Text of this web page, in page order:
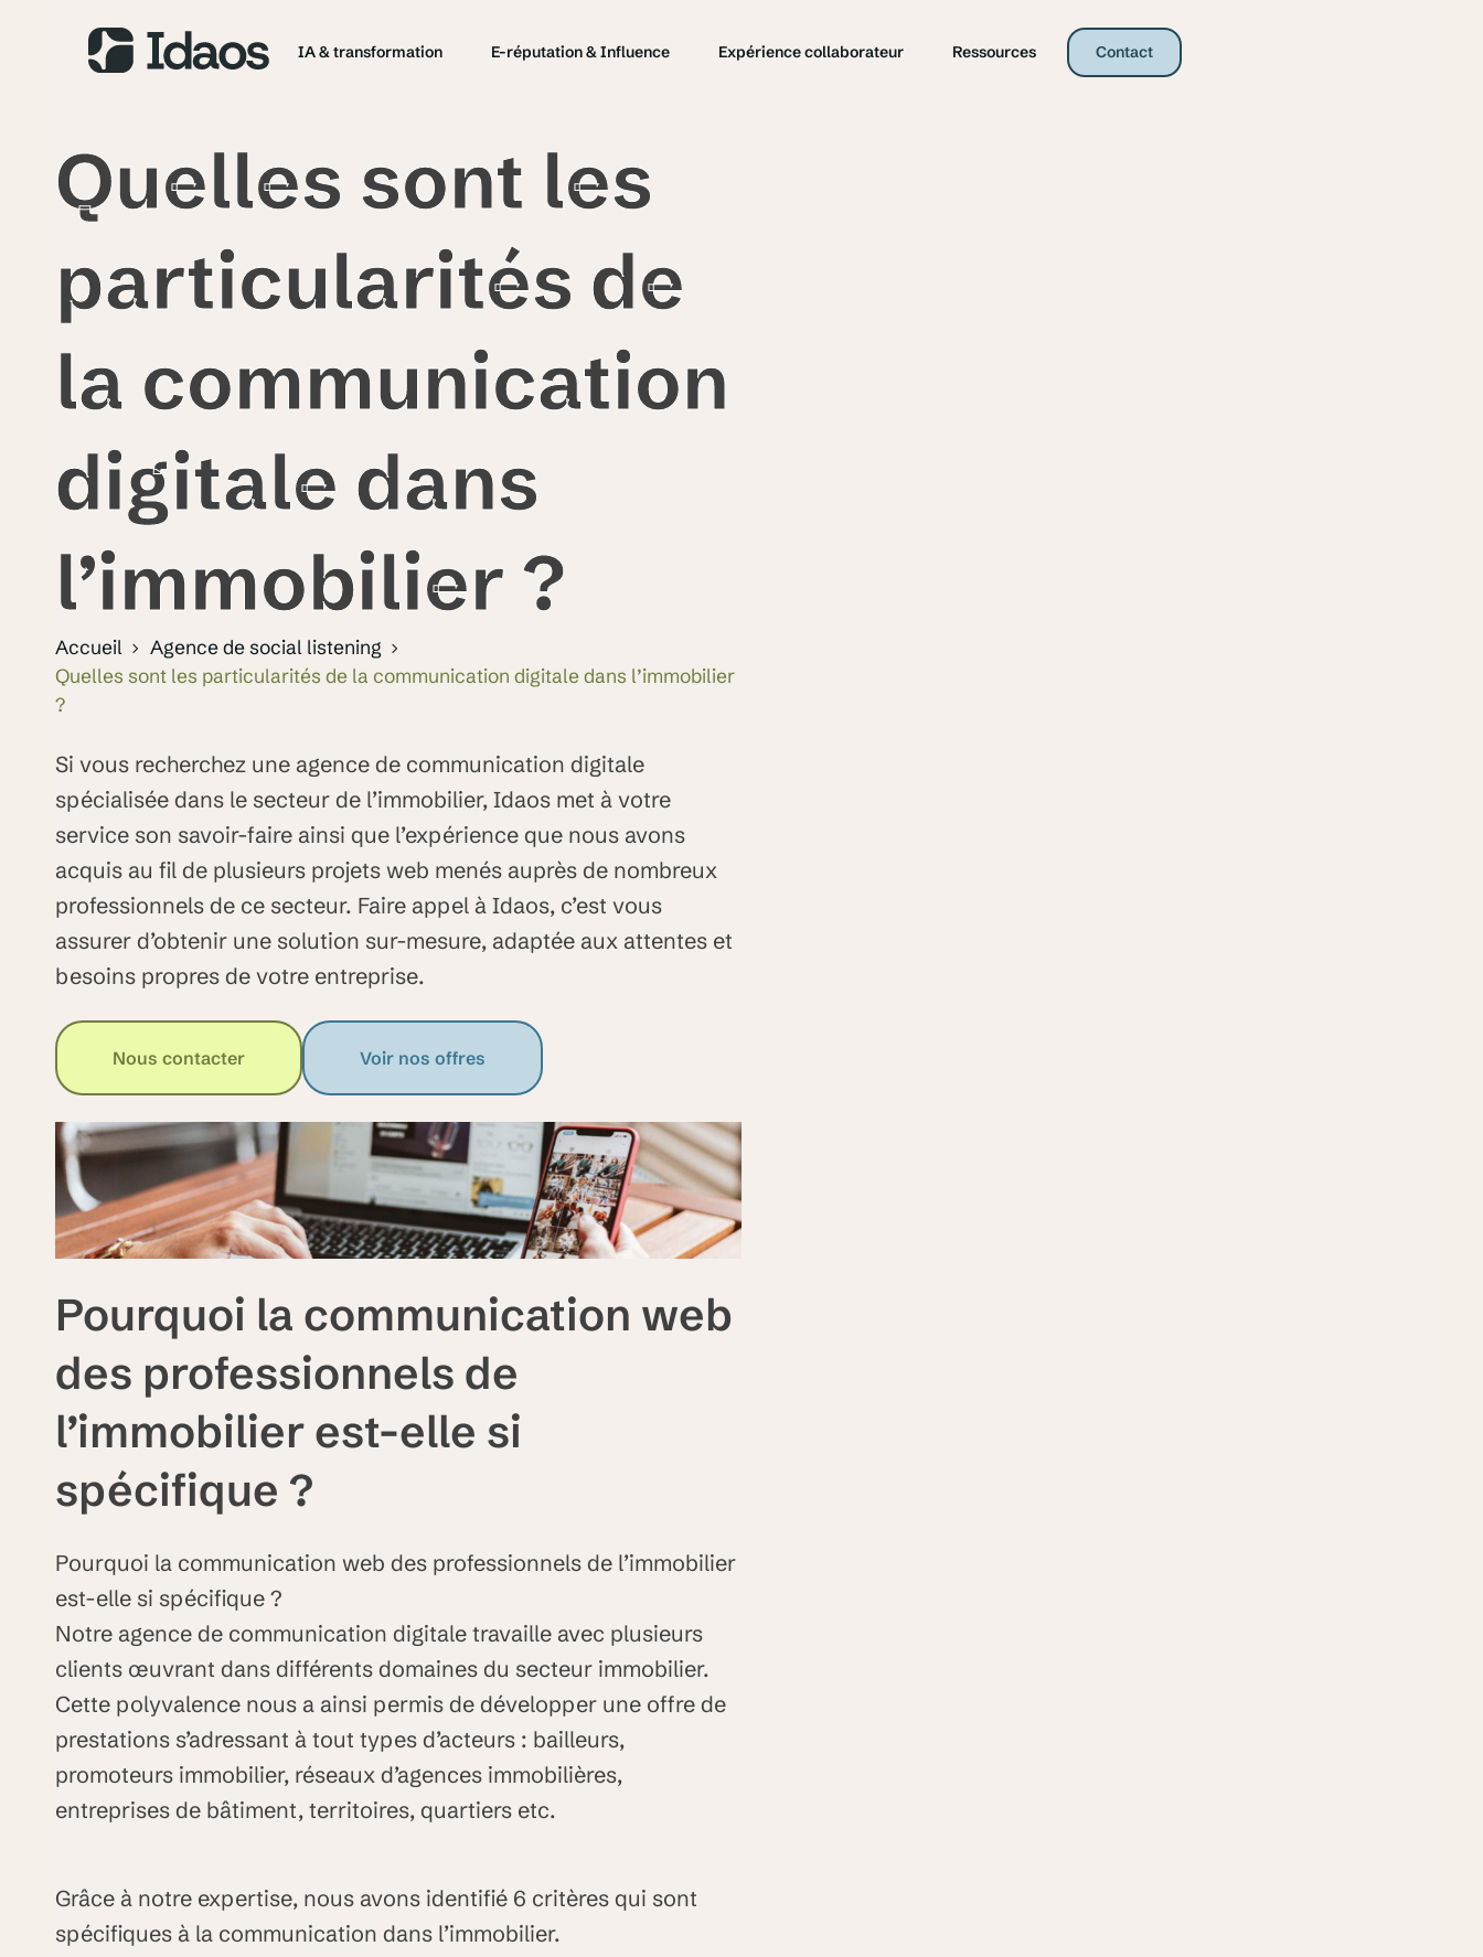
IA & transformation E-réputation & Influence Expérience collaborateur Ressources Contact
Quelles sont les
particularités de
la communication
digitale dans
l’immobilier ?
Accueil
Agence de social listening
Quelles sont les particularités de la communication digitale dans l’immobilier
?
Si vous recherchez une agence de communication digitale
spécialisée dans le secteur de l’immobilier, Idaos met à votre
service son savoir-faire ainsi que l’expérience que nous avons
acquis au fil de plusieurs projets web menés auprès de nombreux
professionnels de ce secteur. Faire appel à Idaos, c’est vous
assurer d’obtenir une solution sur-mesure, adaptée aux attentes et
besoins propres de votre entreprise.
Nous contacter Voir nos offres
Pourquoi la communication web
des professionnels de
l’immobilier est-elle si
spécifique ?
Pourquoi la communication web des professionnels de l’immobilier
est-elle si spécifique ?
Notre agence de communication digitale travaille avec plusieurs
clients œuvrant dans différents domaines du secteur immobilier.
Cette polyvalence nous a ainsi permis de développer une offre de
prestations s’adressant à tout types d’acteurs : bailleurs,
promoteurs immobilier, réseaux d’agences immobilières,
entreprises de bâtiment, territoires, quartiers etc.
Grâce à notre expertise, nous avons identifié 6 critères qui sont
spécifiques à la communication dans l’immobilier.